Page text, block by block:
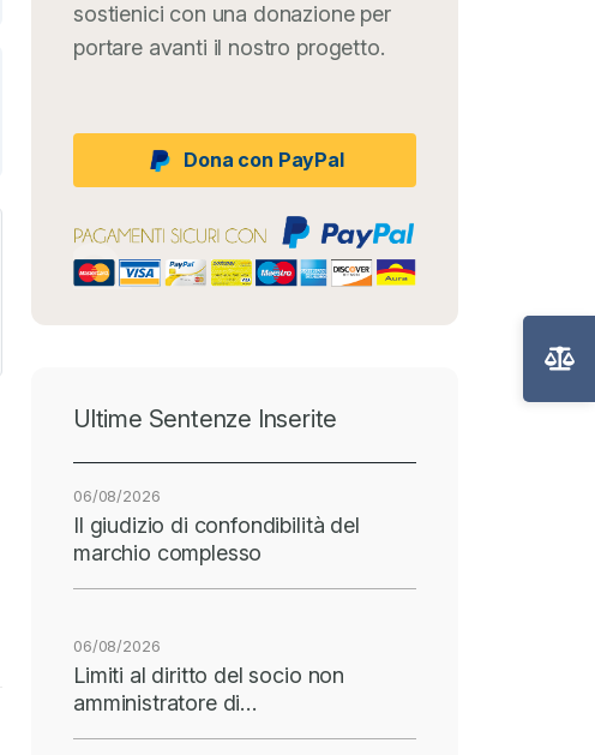
sostienici con una donazione per
portare avanti il nostro progetto.
Dona con PayPal
Ultime Sentenze Inserite
06/08/2026
Il giudizio di confondibilità del
marchio complesso
06/08/2026
Limiti al diritto del socio non
amministratore di…